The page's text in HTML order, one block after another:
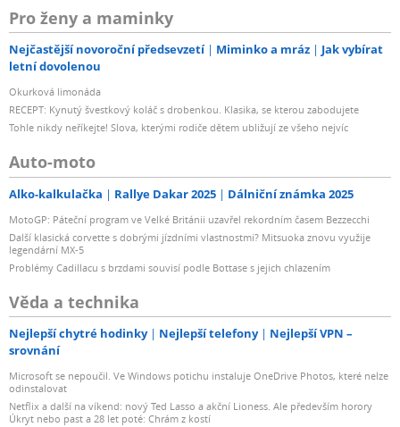
Pro ženy a maminky
Nejčastější novoroční předsevzetí Miminko a mráz
Jak vybírat
letní dovolenou
Okurková limonáda
RECEPT: Kynutý švestkový koláč s drobenkou. Klasika, se kterou zabodujete
Tohle nikdy neříkejte! Slova, kterými rodiče dětem ubližují ze všeho nejvíc
Auto-moto
Alko-kalkulačka Rallye Dakar 2025 Dálniční známka 2025
MotoGP: Páteční program ve Velké Británii uzavřel rekordním časem Bezzecchi
Další klasická corvette s dobrými jízdními vlastnostmi? Mitsuoka znovu využije
legendární MX-5
Problémy Cadillacu s brzdami souvisí podle Bottase s jejich chlazením
Věda a technika
Nejlepší chytré hodinky Nejlepší telefony
Nejlepší VPN –
srovnání
Microsoft se nepoučil. Ve Windows potichu instaluje OneDrive Photos, které nelze
odinstalovat
Netflix a další na víkend: nový Ted Lasso a akční Lioness. Ale především horory
Úkryt nebo past a 28 let poté: Chrám z kostí